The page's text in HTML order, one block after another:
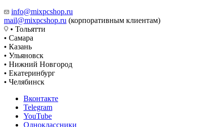
info@mixpcshop.ru
mail@mixpcshop.ru (корпоративным клиентам)
• Тольятти
• Самара
• Казань
• Ульяновск
• Нижний Новгород
• Екатеринбург
• Челябинск
Вконтакте
Telegram
YouTube
Одноклассники